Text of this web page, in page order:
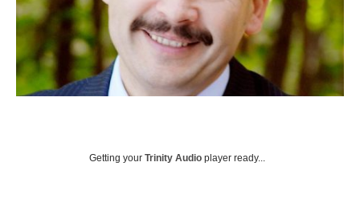
Getting your Trinity Audio player ready...